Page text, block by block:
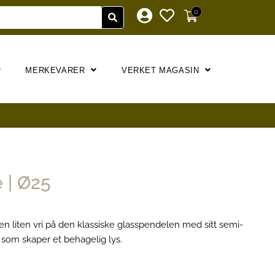
0
MERKEVARER VERKET MAGASIN
| Ø25
liten vri på den klassiske glasspendelen med sitt semi-
skaper et behagelig lys.